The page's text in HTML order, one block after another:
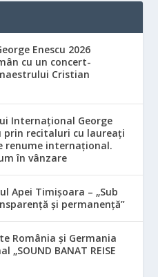
Enescu 2026
cu un concert-
Cristian
Internațional George
prin recitaluri cu laureați
renume internațional.
în vânzare
Apei Timișoara – „Sub
și permanență”
România și Germania
BANAT REISE